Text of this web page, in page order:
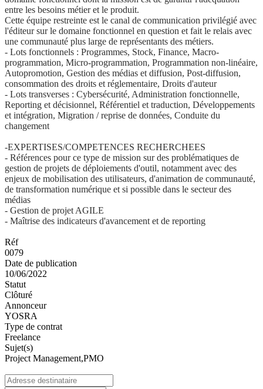
entre les besoins métier et le produit.
Cette équipe restreinte est le canal de communication privilégié avec
l'éditeur sur le domaine fonctionnel en question et fait le relais avec
une communauté plus large de représentants des métiers.
- Lots fonctionnels : Programmes, Stock, Finance, Macro-
programmation, Micro-programmation, Programmation non-linéaire,
Autopromotion, Gestion des médias et diffusion, Post-diffusion,
consommation des droits et réglementaire, Droits d'auteur
- Lots transverses : Cybersécurité, Administration fonctionnelle,
Reporting et décisionnel, Référentiel et traduction, Développements
et intégration, Migration / reprise de données, Conduite du
changement
-EXPERTISES/COMPETENCES RECHERCHEES
- Références pour ce type de mission sur des problématiques de
gestion de projets de déploiements d'outil, notamment avec des
enjeux de mobilisation des utilisateurs, d'animation de communauté,
de transformation numérique et si possible dans le secteur des
médias
- Gestion de projet AGILE
- Maîtrise des indicateurs d'avancement et de reporting
Réf
0079
Date de publication
10/06/2022
Statut
Clôturé
Annonceur
YOSRA
Type de contrat
Freelance
Sujet(s)
Project Management,PMO